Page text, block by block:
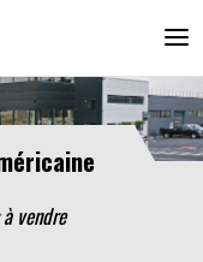
à vendre